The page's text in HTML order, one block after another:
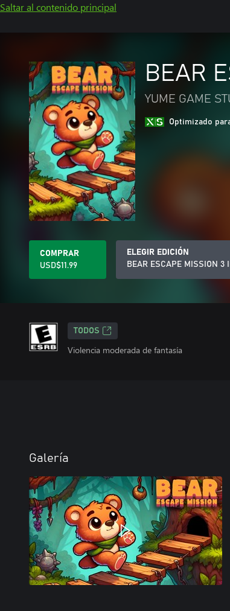
Saltar al contenido principal
BEAR
YUME GAME
Optimizado
COMPRAR
USD$11.99
ELEGIR EDICIÓN
BEAR ESCAPE MISSION 3
TODOS
Violencia moderada de fantasía
Galería